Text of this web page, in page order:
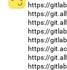
https://
https://
https://
https://
https://
https://
https://
https://